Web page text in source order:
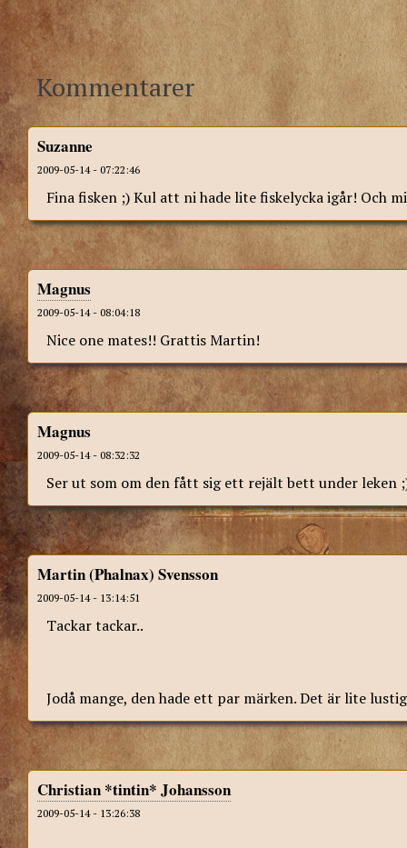
Kommentarer
Suzanne
2009-05-14 - 07:22:46
Fina fisken ;) Kul att ni hade lite fiskelycka igår! Och
Magnus
2009-05-14 - 08:04:18
Nice one mates!! Grattis Martin!
Magnus
2009-05-14 - 08:32:32
Ser ut som om den fått sig ett rejält bett under leken
Martin (Phalnax) Svensson
2009-05-14 - 13:14:51
Tackar tackar..
Jodå mange, den hade ett par märken. Det är lite
Christian *tintin* Johansson
2009-05-14 - 13:26:38